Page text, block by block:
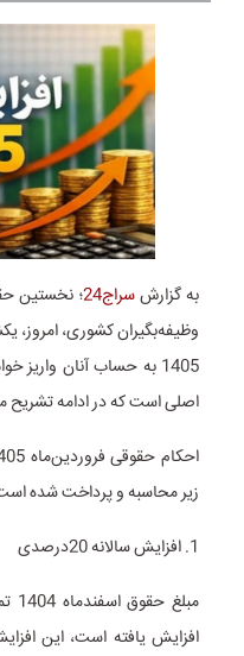
به گزارشسراج24
وظیفه‌بگیران کشوری، امروز،
1405 به حساب آنان
اصلی است که در ادامه
زیر محاسبه و پرداخت شده
1. افزایش سالانه 20درصدی
افزایش یافته است، این